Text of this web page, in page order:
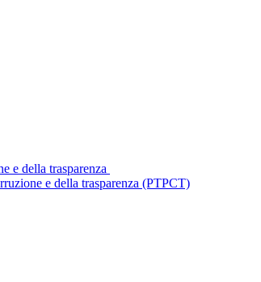
e della trasparenza
e della trasparenza (PTPCT)